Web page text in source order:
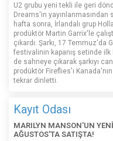
U2 grubu yeni tekli ile geri
Dreams'in yayınlanmasından
hafta sonra, İrlandalı grup
prodüktör Martin Garrix'le
çıkardı. Şarkı, 17
festivalinin kapanış setinde ilk
de sahneye çıkarak şarkıyı
prodüktör Fireflies'ı
tekrar dinletti.
Kayıt Odası
MARILYN MANSON'UN
AĞUSTOS'TA SATIŞTA!